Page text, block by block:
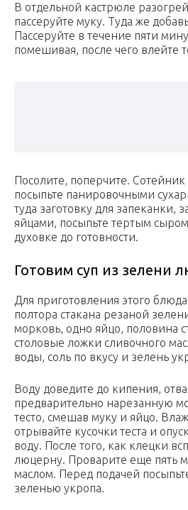
В отдельной кастрюле
пассеруйте муку. Туда же
Пассеруйте в течение пяти
помешивая, после чего влейте
Посолите, поперчите.
посыпьте панировочными
туда заготовку для запеканки,
яйцами, посыпьте тертым
духовке до готовности.
Готовим суп из зелени
Для приготовления этого
полтора стакана резаной
морковь, одно яйцо, половина
столовые ложки сливочного
воды, соль по вкусу и зелень
Воду доведите до кипения,
предварительно нарезанную
тесто, смешав муку и яйцо.
отрывайте кусочки теста и
воду. После того, как клецки
люцерну. Проварите еще пять
маслом. Перед подачей
зеленью укропа.